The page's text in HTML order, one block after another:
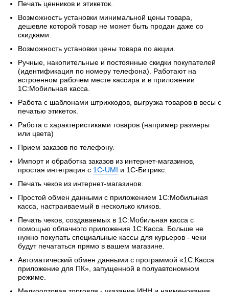
Печать ценников и этикеток.
Возможность установки минимальной цены товара,
дешевле которой товар не может быть продан даже со
скидками.
Возможность установки цены товара по акции.
Ручные, накопительные и постоянные скидки покупателей
(идентификация по номеру телефона). Работают на
встроенном рабочем месте кассира и в приложении
1С:Мобильная касса.
Работа с шаблонами штрихкодов, выгрузка товаров в весы с
печатью этикеток.
Работа с характеристиками товаров (например размеры
или цвета)
Прием заказов по телефону.
Импорт и обработка заказов из интернет-магазинов,
простая интеграция с 1С-UMI и 1С-Битрикс.
Печать чеков из интернет-магазинов.
Простой обмен данными с приложением 1С:Мобильная
касса, настраиваемый в несколько кликов.
Печать чеков, создаваемых в 1С:Мобильная касса с
помощью облачного приложения 1С:Касса. Больше не
нужно покупать специальные кассы для курьеров - чеки
будут печататься прямо в вашем магазине.
Автоматический обмен данными с программой «1С:Касса
приложение для ПК», запущенной в полуавтономном
режиме.